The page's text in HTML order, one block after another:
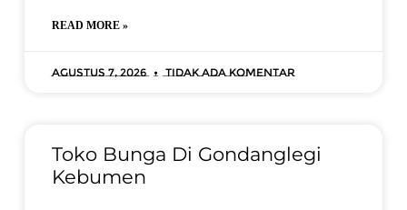
READ MORE »
Agustus 7, 2026 Tidak ada komentar
Toko Bunga Di Gondanglegi
Kebumen